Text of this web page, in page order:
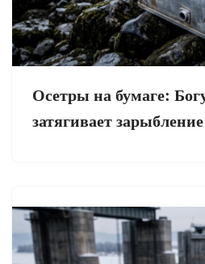
Осетры на бумаге:
затягивает